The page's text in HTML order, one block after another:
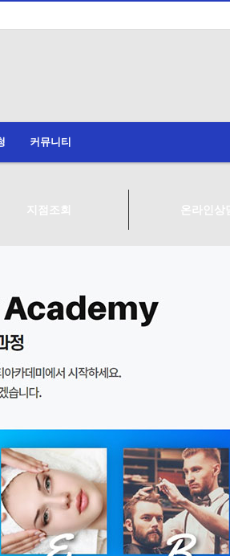
커뮤니티
지점조회 온라인상